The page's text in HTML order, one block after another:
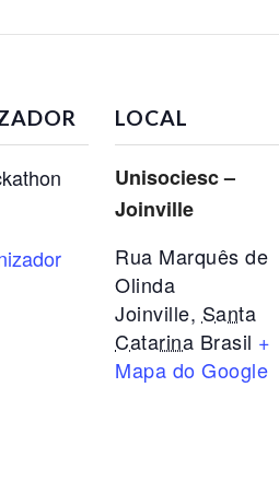
LOCAL
Unisociesc –
Joinville
Rua Marquês de
Olinda
Joinville, Santa
Catarina Brasil +
Mapa do Google